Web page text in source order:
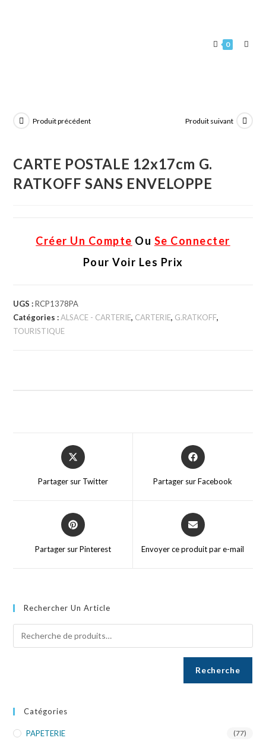
0
Produit précédent Produit suivant
CARTE POSTALE 12x17cm G.
RATKOFF SANS ENVELOPPE
Créer Un Compte Ou Se Connecter
Pour Voir Les Prix
UGS :RCP1378PA
Catégories :ALSACE - CARTERIE, CARTERIE, G.RATKOFF,
TOURISTIQUE
Partager sur Twitter Partager sur Facebook
Partager sur Pinterest Envoyer ce produit par e-mail
Rechercher Un Article
Recherche
Catégories
PAPETERIE (77)